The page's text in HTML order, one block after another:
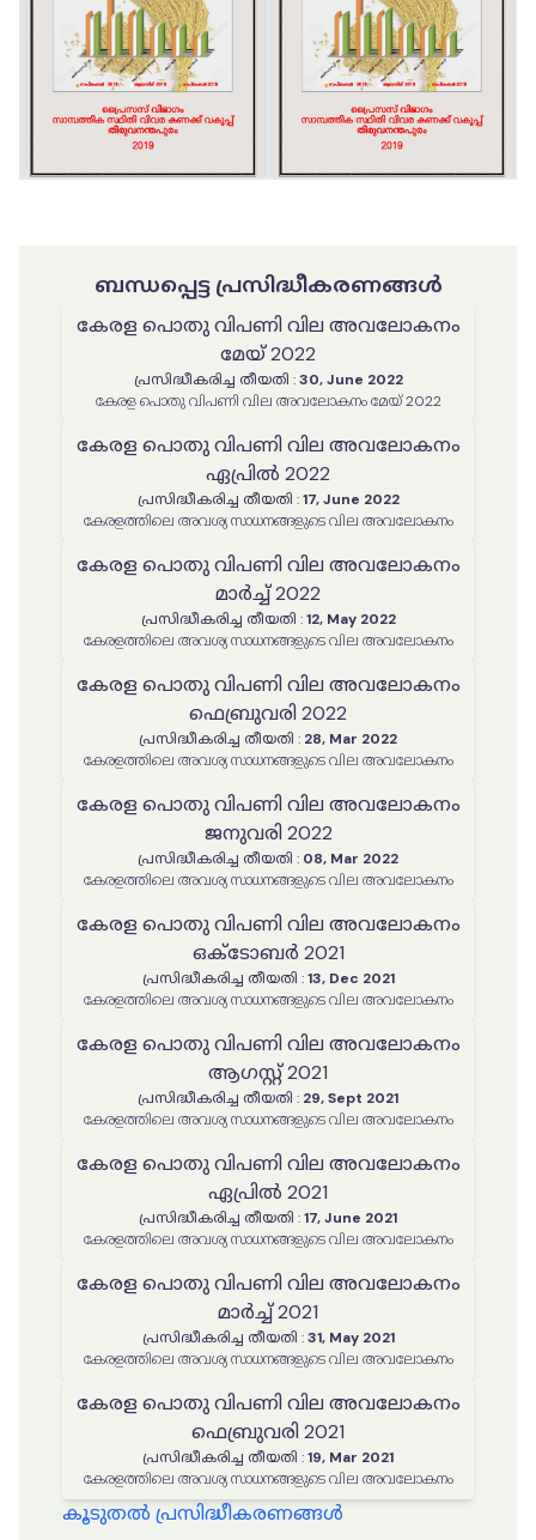
ബന്ധപ്പെട്ട പ്രസിദ്ധീകരണങ്ങൾ
കേരള പൊതു വിപണി വില അവലോകനം
മേയ് 2022
പ്രസിദ്ധീകരിച്ച തീയതി : 30, June 2022
കേരള പൊതു വിപണി വില അവലോകനം മേയ് 2022
കേരള പൊതു വിപണി വില അവലോകനം
ഏപ്രിൽ 2022
പ്രസിദ്ധീകരിച്ച തീയതി : 17, June 2022
കേരളത്തിലെ അവശ്യ സാധനങ്ങളുടെ വില അവലോകനം
കേരള പൊതു വിപണി വില അവലോകനം
മാർച്ച് 2022
പ്രസിദ്ധീകരിച്ച തീയതി : 12, May 2022
കേരളത്തിലെ അവശ്യ സാധനങ്ങളുടെ വില അവലോകനം
കേരള പൊതു വിപണി വില അവലോകനം
ഫെബ്രുവരി 2022
പ്രസിദ്ധീകരിച്ച തീയതി : 28, Mar 2022
കേരളത്തിലെ അവശ്യ സാധനങ്ങളുടെ വില അവലോകനം
കേരള പൊതു വിപണി വില അവലോകനം
ജനുവരി 2022
പ്രസിദ്ധീകരിച്ച തീയതി : 08, Mar 2022
കേരളത്തിലെ അവശ്യ സാധനങ്ങളുടെ വില അവലോകനം
കേരള പൊതു വിപണി വില അവലോകനം
ഒക്ടോബർ 2021
പ്രസിദ്ധീകരിച്ച തീയതി : 13, Dec 2021
കേരളത്തിലെ അവശ്യ സാധനങ്ങളുടെ വില അവലോകനം
കേരള പൊതു വിപണി വില അവലോകനം
ആഗസ്റ്റ് 2021
പ്രസിദ്ധീകരിച്ച തീയതി : 29, Sept 2021
കേരളത്തിലെ അവശ്യ സാധനങ്ങളുടെ വില അവലോകനം
കേരള പൊതു വിപണി വില അവലോകനം
ഏപ്രിൽ 2021
പ്രസിദ്ധീകരിച്ച തീയതി :17, June 2021
കേരളത്തിലെ അവശ്യ സാധനങ്ങളുടെ വില അവലോകനം
കേരള പൊതു വിപണി വില അവലോകനം
മാർച്ച് 2021
പ്രസിദ്ധീകരിച്ച തീയതി : 31, May 2021
കേരളത്തിലെ അവശ്യ സാധനങ്ങളുടെ വില അവലോകനം
കേരള പൊതു വിപണി വില അവലോകനം
ഫെബ്രുവരി 2021
പ്രസിദ്ധീകരിച്ച തീയതി :19, Mar 2021
കേരളത്തിലെ അവശ്യ സാധനങ്ങളുടെ വില അവലോകനം
കൂടുതൽ പ്രസിദ്ധീകരണങ്ങൾ